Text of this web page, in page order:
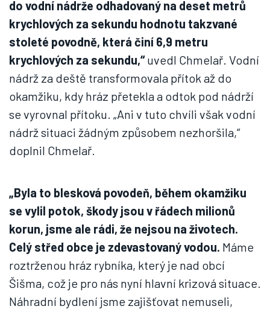
do vodní nádrže odhadovaný na deset metrů
krychlových za sekundu hodnotu takzvané
stoleté povodně, která činí 6,9 metru
krychlových za sekundu,“uvedl Chmelař. Vodní
nádrž za deště transformovala přítok až do
okamžiku, kdy hráz přetekla a odtok pod nádrží
se vyrovnal přítoku. „Ani v tuto chvíli však vodní
nádrž situaci žádným způsobem nezhoršila,“
doplnil Chmelař.
„Byla to blesková povodeň, během okamžiku
se vylil potok, škody jsou v řádech milionů
korun, jsme ale rádi, že nejsou na životech.
Celý střed obce je zdevastovaný vodou. Máme
roztrženou hráz rybníka, který je nad obcí
Šišma, což je pro nás nyní hlavní krizová situace.
Náhradní bydlení jsme zajišťovat nemuseli,